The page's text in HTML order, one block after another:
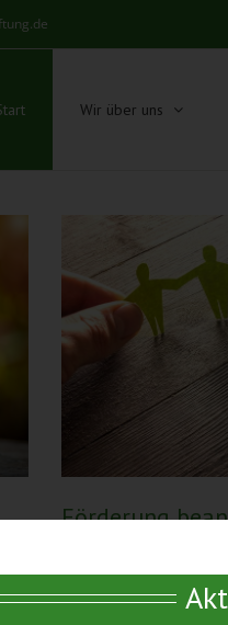
Wir über uns
Förderung
und fördern
Barsinghausen.